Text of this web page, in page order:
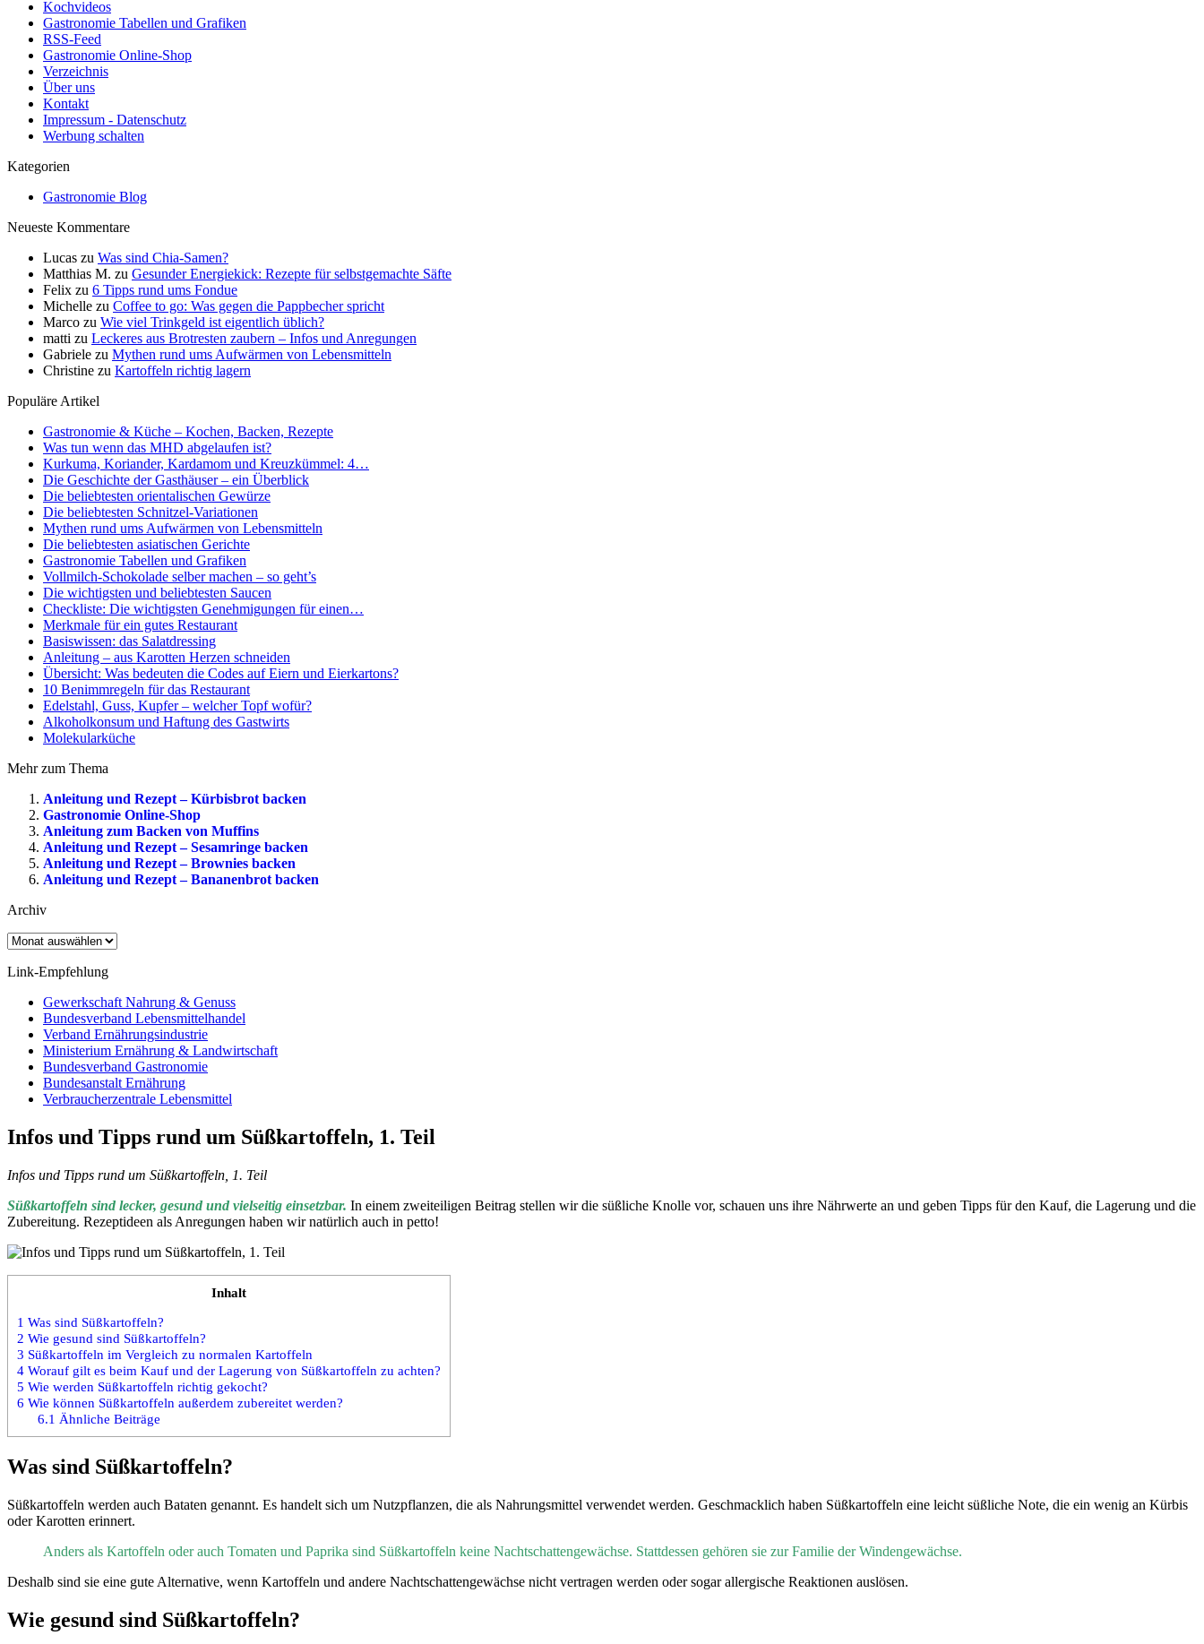
Kochvideos
Gastronomie Tabellen und Grafiken
RSS-Feed
Gastronomie Online-Shop
Verzeichnis
Über uns
Kontakt
Impressum - Datenschutz
Werbung schalten
Kategorien
Gastronomie Blog
Neueste Kommentare
Lucas zu Was sind Chia-Samen?
Matthias M. zu Gesunder Energiekick: Rezepte für selbstgemachte Säfte
Felix zu 6 Tipps rund ums Fondue
Michelle zu Coffee to go: Was gegen die Pappbecher spricht
Marco zu Wie viel Trinkgeld ist eigentlich üblich?
matti zu Leckeres aus Brotresten zaubern – Infos und Anregungen
Gabriele zu Mythen rund ums Aufwärmen von Lebensmitteln
Christine zu Kartoffeln richtig lagern
Populäre Artikel
Gastronomie & Küche – Kochen, Backen, Rezepte
Was tun wenn das MHD abgelaufen ist?
Kurkuma, Koriander, Kardamom und Kreuzkümmel: 4…
Die Geschichte der Gasthäuser – ein Überblick
Die beliebtesten orientalischen Gewürze
Die beliebtesten Schnitzel-Variationen
Mythen rund ums Aufwärmen von Lebensmitteln
Die beliebtesten asiatischen Gerichte
Gastronomie Tabellen und Grafiken
Vollmilch-Schokolade selber machen – so geht’s
Die wichtigsten und beliebtesten Saucen
Checkliste: Die wichtigsten Genehmigungen für einen…
Merkmale für ein gutes Restaurant
Basiswissen: das Salatdressing
Anleitung – aus Karotten Herzen schneiden
Übersicht: Was bedeuten die Codes auf Eiern und Eierkartons?
10 Benimmregeln für das Restaurant
Edelstahl, Guss, Kupfer – welcher Topf wofür?
Alkoholkonsum und Haftung des Gastwirts
Molekularküche
Mehr zum Thema
Anleitung und Rezept – Kürbisbrot backen
Gastronomie Online-Shop
Anleitung zum Backen von Muffins
Anleitung und Rezept – Sesamringe backen
Anleitung und Rezept – Brownies backen
Anleitung und Rezept – Bananenbrot backen
Archiv
Archiv
Link-Empfehlung
Gewerkschaft Nahrung & Genuss
Bundesverband Lebensmittelhandel
Verband Ernährungsindustrie
Ministerium Ernährung & Landwirtschaft
Bundesverband Gastronomie
Bundesanstalt Ernährung
Verbraucherzentrale Lebensmittel
Infos und Tipps rund um Süßkartoffeln, 1. Teil
Infos und Tipps rund um Süßkartoffeln, 1. Teil
Süßkartoffeln sind lecker, gesund und vielseitig einsetzbar. In einem zweiteiligen Beitrag stellen wir die süßliche Knolle vor, schauen uns ihre Nährwerte an und geben Tipps für den Kauf, die Lagerung und die
Zubereitung. Rezeptideen als Anregungen haben wir natürlich auch in petto!
Inhalt
1 Was sind Süßkartoffeln?
2 Wie gesund sind Süßkartoffeln?
3 Süßkartoffeln im Vergleich zu normalen Kartoffeln
4 Worauf gilt es beim Kauf und der Lagerung von Süßkartoffeln zu achten?
5 Wie werden Süßkartoffeln richtig gekocht?
6 Wie können Süßkartoffeln außerdem zubereitet werden?
6.1 Ähnliche Beiträge
Was sind Süßkartoffeln?
Süßkartoffeln werden auch Bataten genannt. Es handelt sich um Nutzpflanzen, die als Nahrungsmittel verwendet werden. Geschmacklich haben Süßkartoffeln eine leicht süßliche Note, die ein wenig an Kürbis
oder Karotten erinnert.
Anders als Kartoffeln oder auch Tomaten und Paprika sind Süßkartoffeln keine Nachtschattengewächse. Stattdessen gehören sie zur Familie der Windengewächse.
Deshalb sind sie eine gute Alternative, wenn Kartoffeln und andere Nachtschattengewächse nicht vertragen werden oder sogar allergische Reaktionen auslösen.
Wie gesund sind Süßkartoffeln?